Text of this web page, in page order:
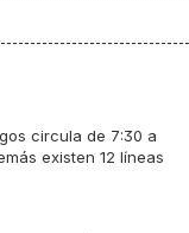
circula de 7:30 a
existen 12 líneas